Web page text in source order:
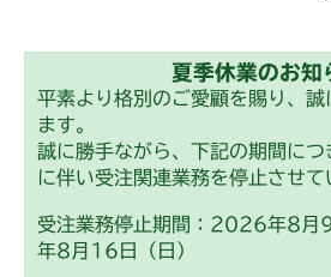
ミッション FIG7 シフ
CM1803
ミッション FIG7 シフ
CM2201RC
ミッション FIG7 シフ
CM2201YCV/YCS
夏季休業のお知
平素より格別のご愛顧を賜り、
ます。
誠に勝手ながら、下記の期間に
に伴い受注関連業務を停止させて
受注業務停止期間：2026年8
年8月16日（日）